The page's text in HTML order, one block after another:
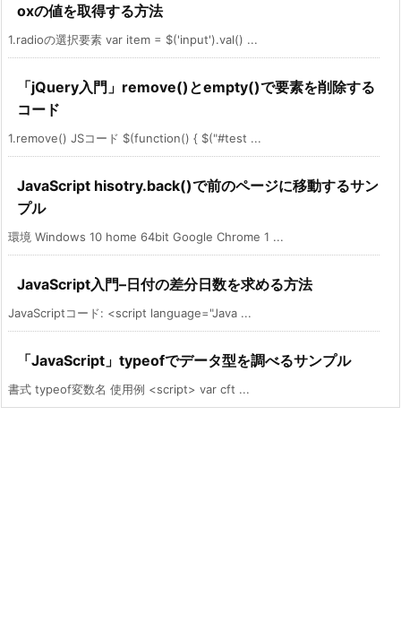
oxの値を取得する方法
1.radioの選択要素 var item = $('input').val() ...
「jQuery入門」remove()とempty()で要素を削除する
コード
1.remove() JSコード $(function() { $("#test ...
JavaScript hisotry.back()で前のページに移動するサン
プル
環境 Windows 10 home 64bit Google Chrome 1 ...
JavaScript入門–日付の差分日数を求める方法
JavaScriptコード: <script language="Java ...
「JavaScript」typeofでデータ型を調べるサンプル
書式 typeof変数名 使用例 <script> var cft ...